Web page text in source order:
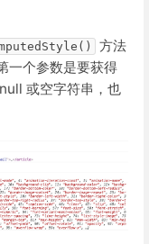
方法
一个参数是要获得
或空字符串，也